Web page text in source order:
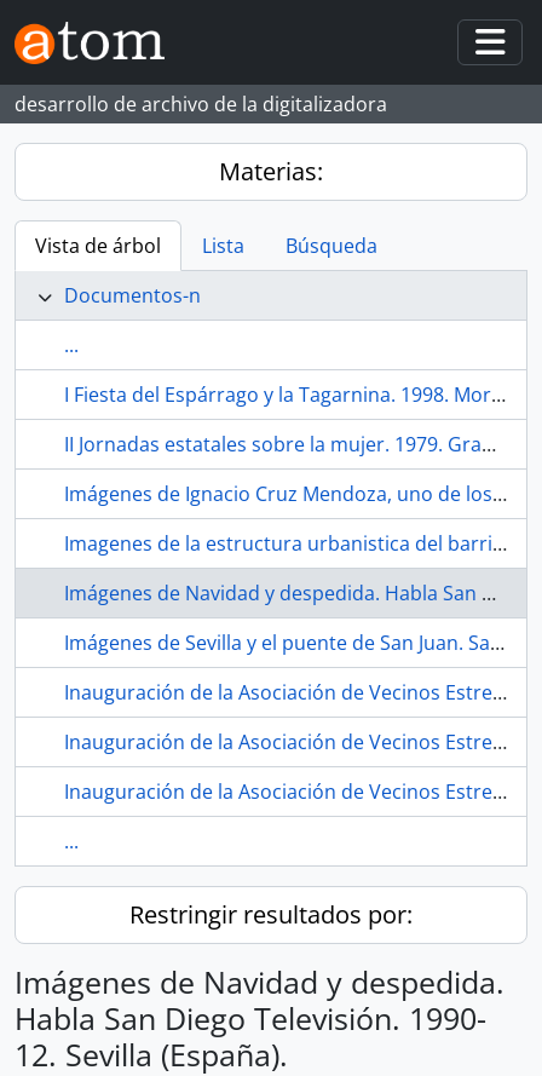
Skip to main content
desarrollo de archivo de la digitalizadora
Materias:
Vista de árbol Lista
Búsqueda
Documentos-n
...
I Fiesta del Espárrago y la Tagarnina. 1998. Morón de la Frontera (Sevilla, España)
II Jornadas estatales sobre la mujer. 1979. Granada (España).
Imágenes de Ignacio Cruz Mendoza, uno de los primeros vecinos del barrio. Hacia 1978. La Bachillera (barrio, Sevilla, España, ca.1948-)
Imagenes de la estructura urbanistica del barrio. 2001. La Bachillera (barrio, Sevilla, Espana, ca.1948-)
Imágenes de Navidad y despedida. Habla San Diego Televisión. 1990-12. Sevilla (España).
Imágenes de Sevilla y el puente de San Juan. San Juan de Aznalfarache (Sevilla, España)
Inauguración de la Asociación de Vecinos Estrella Andaluza. 1979. Sevilla (España) 01.
Inauguración de la Asociación de Vecinos Estrella Andaluza. 1979. Sevilla (España) 02.
Inauguración de la Asociación de Vecinos Estrella Andaluza. 1979. Sevilla (España) 03.
...
Restringir resultados por:
Imágenes de Navidad y despedida.
Habla San Diego Televisión. 1990-
12. Sevilla (España).